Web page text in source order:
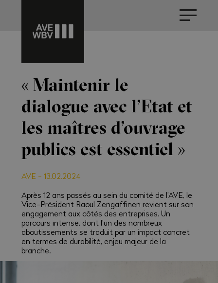
« Maintenir le
dialogue avec l’Etat et
les maîtres d’ouvrage
publics est essentiel »
AVE - 13.02.2024
Après 12 ans passés au sein du comité de l’AVE, le
Vice-Président Raoul Zengaffinen revient sur son
engagement aux côtés des entreprises. Un
parcours intense, dont l’un des nombreux
aboutissements se traduit par un impact concret
en termes de durabilité, enjeu majeur de la
branche.